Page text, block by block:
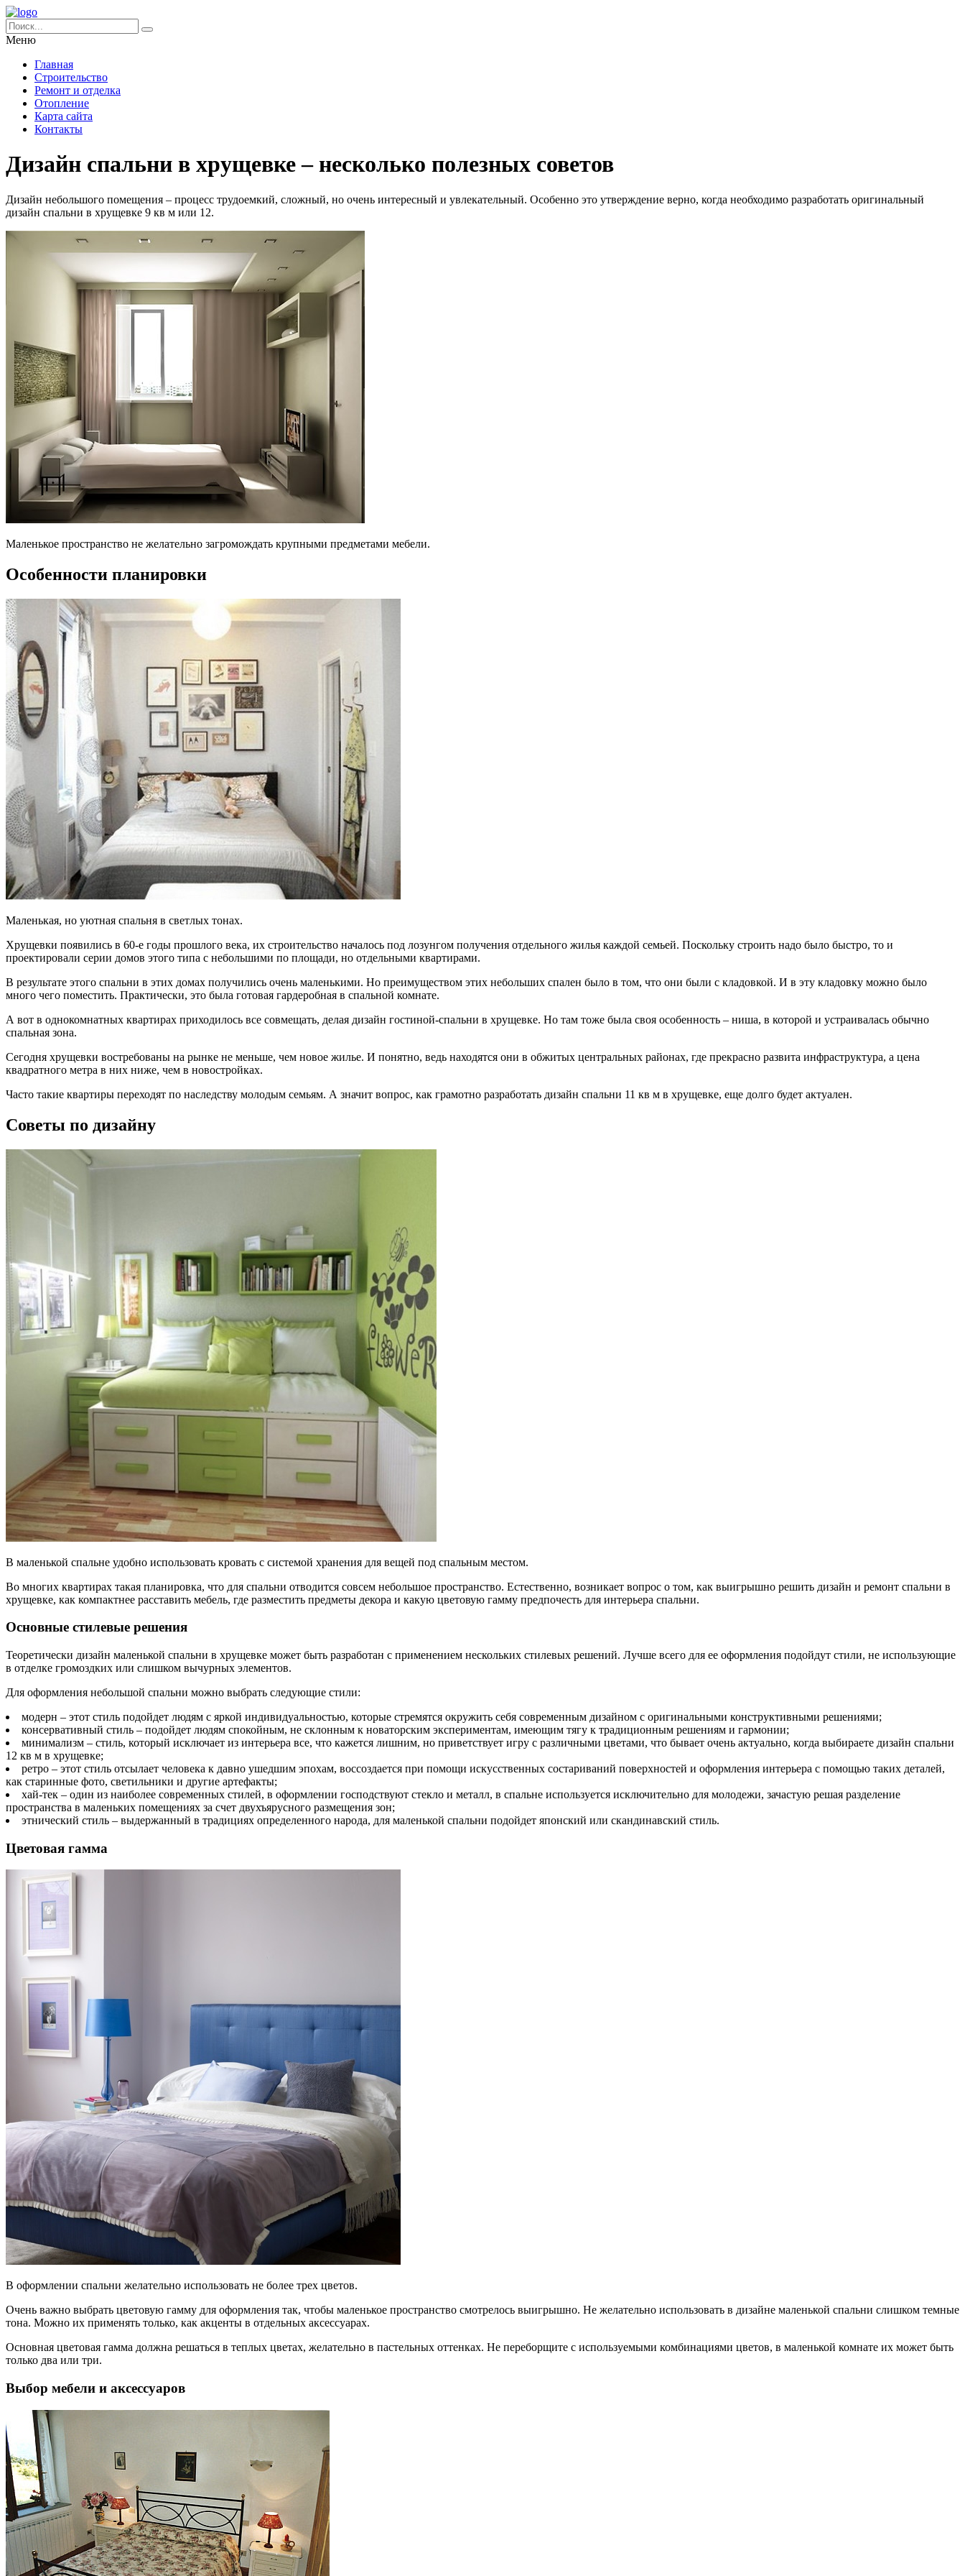
Меню
Главная
Строительство
Ремонт и отделка
Отопление
Карта сайта
Контакты
Дизайн спальни в хрущевке – несколько полезных советов
Дизайн небольшого помещения – процесс трудоемкий, сложный, но очень интересный и увлекательный. Особенно это утверждение верно, когда необходимо разработать оригинальный
дизайн спальни в хрущевке 9 кв м или 12.
Маленькое пространство не желательно загромождать крупными предметами мебели.
Особенности планировки
Маленькая, но уютная спальня в светлых тонах.
Хрущевки появились в 60-е годы прошлого века, их строительство началось под лозунгом получения отдельного жилья каждой семьей. Поскольку строить надо было быстро, то и
проектировали серии домов этого типа с небольшими по площади, но отдельными квартирами.
В результате этого спальни в этих домах получились очень маленькими. Но преимуществом этих небольших спален было в том, что они были с кладовкой. И в эту кладовку можно было
много чего поместить. Практически, это была готовая гардеробная в спальной комнате.
А вот в однокомнатных квартирах приходилось все совмещать, делая дизайн гостиной-спальни в хрущевке. Но там тоже была своя особенность – ниша, в которой и устраивалась обычно
спальная зона.
Сегодня хрущевки востребованы на рынке не меньше, чем новое жилье. И понятно, ведь находятся они в обжитых центральных районах, где прекрасно развита инфраструктура, а цена
квадратного метра в них ниже, чем в новостройках.
Часто такие квартиры переходят по наследству молодым семьям. А значит вопрос, как грамотно разработать дизайн спальни 11 кв м в хрущевке, еще долго будет актуален.
Советы по дизайну
В маленькой спальне удобно использовать кровать с системой хранения для вещей под спальным местом.
Во многих квартирах такая планировка, что для спальни отводится совсем небольшое пространство. Естественно, возникает вопрос о том, как выигрышно решить дизайн и ремонт спальни в
хрущевке, как компактнее расставить мебель, где разместить предметы декора и какую цветовую гамму предпочесть для интерьера спальни.
Основные стилевые решения
Теоретически дизайн маленькой спальни в хрущевке может быть разработан с применением нескольких стилевых решений. Лучше всего для ее оформления подойдут стили, не использующие
в отделке громоздких или слишком вычурных элементов.
Для оформления небольшой спальни можно выбрать следующие стили:
модерн – этот стиль подойдет людям с яркой индивидуальностью, которые стремятся окружить себя современным дизайном с оригинальными конструктивными решениями;
консервативный стиль – подойдет людям спокойным, не склонным к новаторским экспериментам, имеющим тягу к традиционным решениям и гармонии;
минимализм – стиль, который исключает из интерьера все, что кажется лишним, но приветствует игру с различными цветами, что бывает очень актуально, когда выбираете дизайн спальни
12 кв м в хрущевке;
ретро – этот стиль отсылает человека к давно ушедшим эпохам, воссоздается при помощи искусственных состариваний поверхностей и оформления интерьера с помощью таких деталей,
как старинные фото, светильники и другие артефакты;
хай-тек – один из наиболее современных стилей, в оформлении господствуют стекло и металл, в спальне используется исключительно для молодежи, зачастую решая разделение
пространства в маленьких помещениях за счет двухъярусного размещения зон;
этнический стиль – выдержанный в традициях определенного народа, для маленькой спальни подойдет японский или скандинавский стиль.
Цветовая гамма
В оформлении спальни желательно использовать не более трех цветов.
Очень важно выбрать цветовую гамму для оформления так, чтобы маленькое пространство смотрелось выигрышно. Не желательно использовать в дизайне маленькой спальни слишком темные
тона. Можно их применять только, как акценты в отдельных аксессуарах.
Основная цветовая гамма должна решаться в теплых цветах, желательно в пастельных оттенках. Не переборщите с используемыми комбинациями цветов, в маленькой комнате их может быть
только два или три.
Выбор мебели и аксессуаров